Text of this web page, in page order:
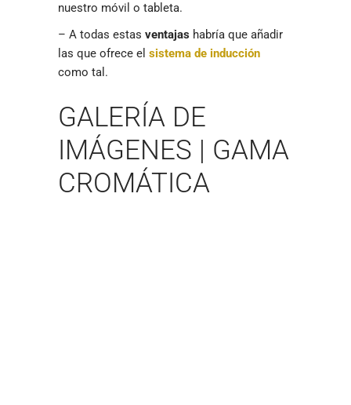
nuestro móvil o tableta.
– A todas estas ventajas habría que añadir
las que ofrece el sistema de inducción
como tal.
GALERÍA DE
IMÁGENES | GAMA
CROMÁTICA